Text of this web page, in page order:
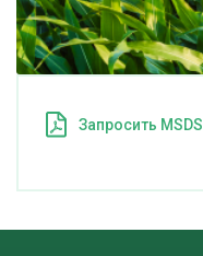
Запросить MSDS